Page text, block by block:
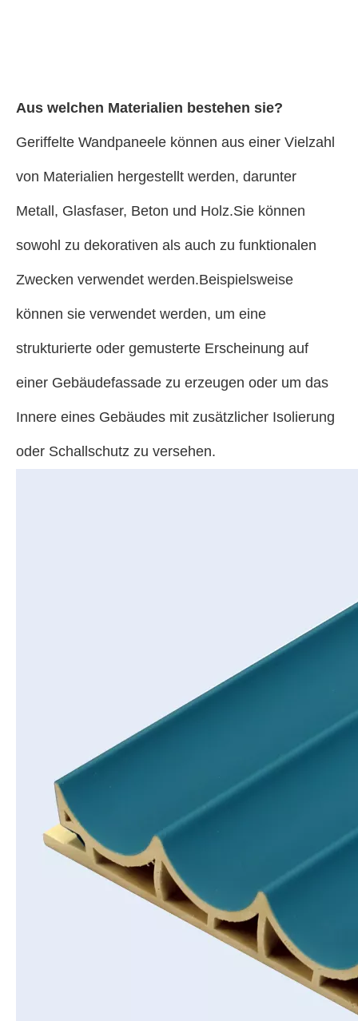
Aus welchen Materialien bestehen sie?
Geriffelte Wandpaneele können aus einer Vielzahl
von Materialien hergestellt werden, darunter
Metall, Glasfaser, Beton und Holz.Sie können
sowohl zu dekorativen als auch zu funktionalen
Zwecken verwendet werden.Beispielsweise
können sie verwendet werden, um eine
strukturierte oder gemusterte Erscheinung auf
einer Gebäudefassade zu erzeugen oder um das
Innere eines Gebäudes mit zusätzlicher Isolierung
oder Schallschutz zu versehen.